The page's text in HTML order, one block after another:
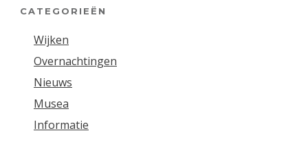
CATEGORIEËN
Wijken
Overnachtingen
Nieuws
Musea
Informatie